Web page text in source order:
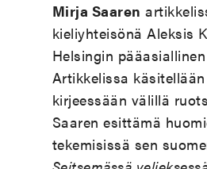
Mirja Saaren
kieliyhteisönä Aleksis
Helsingin
Artikkelissa
kirjeessään välillä
Saaren esittämä
tekemisissä sen